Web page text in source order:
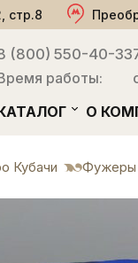
стр.8
(800) 550-40-33
работы:
О
Кубачи Фужеры